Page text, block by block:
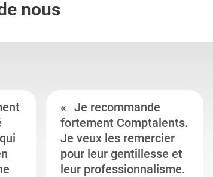
nous
Je recommande
fortement Comptalents.
Je veux les remercier
pour leur gentillesse et
leur professionnalisme.